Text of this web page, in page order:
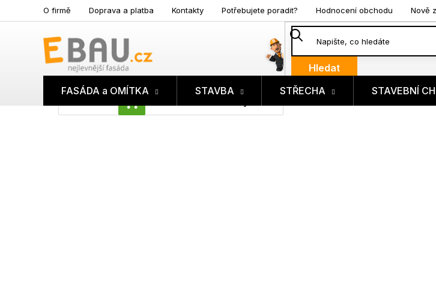
na
O firmě Doprava a platba Kontakty Potřebujete poradit? Hodnocení obchodu Nově
Hledat
NÁKUPNÍ
FASÁDA a OMÍTKA STAVBA STŘECHA STAVEBNÍ